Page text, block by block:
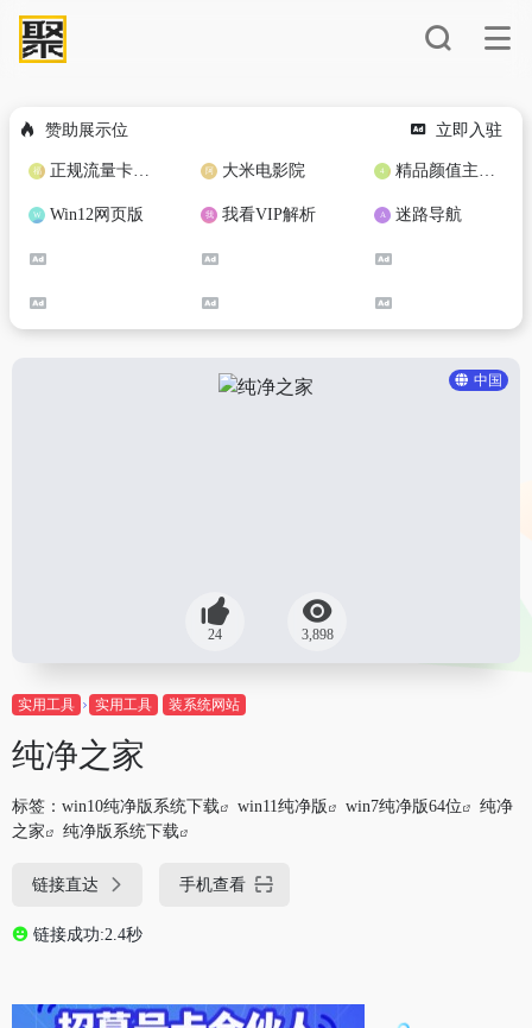
赞助展示位 立即入驻
正规流量卡免费加盟合作 大米电影院 精品颜值主播定制
Win12网页版 我看VIP解析 迷路导航
中国
24 3,898
实用工具 实用工具 装系统网站
纯净之家
标签： win10纯净版系统下载 win11纯净版 win7纯净版64位
纯净
之家
纯净版系统下载
链接直达 手机查看
链接成功:2.4秒